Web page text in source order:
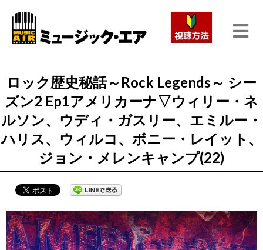
ロック歴史秘話～Rock Legends～ シー
ズン2 Ep1アメリカーナ▽ウィリー・ネ
ルソン、ウディ・ガスリー、エミルー・
ハリス、ウィルコ、ボニー・レイット、
ジョン・メレンキャンプ(22)